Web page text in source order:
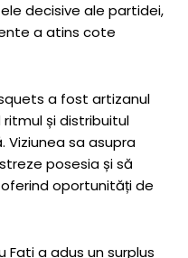
decisive ale partidei,
a atins cote
a fost artizanul
și distribuitul
Viziunea sa asupra
posesia și să
oportunități de
Fati a adus un surplus